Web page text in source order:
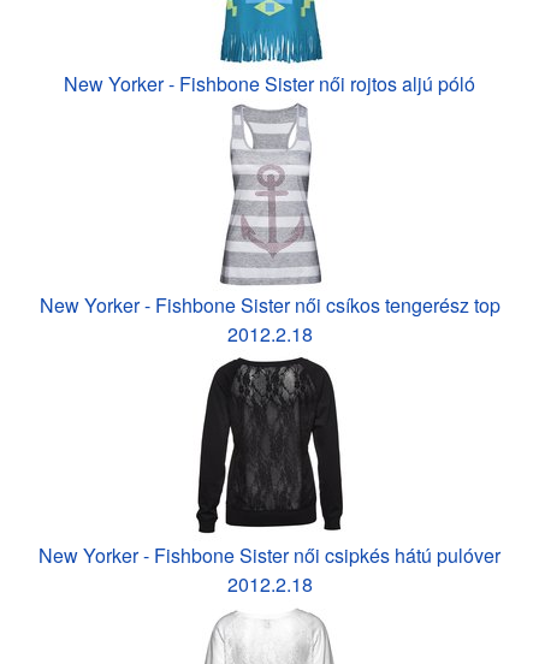
New Yorker - Fishbone Sister női rojtos aljú póló
New Yorker - Fishbone Sister női csíkos tengerész top
2012.2.18
New Yorker - Fishbone Sister női csipkés hátú pulóver
2012.2.18